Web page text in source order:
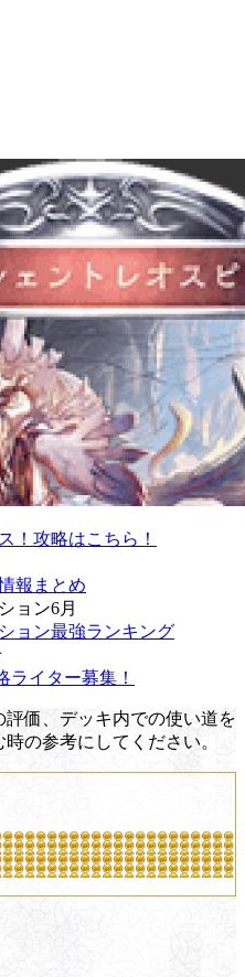
！攻略はこちら！
報まとめ
ョン6月
ョン最強ランキング
ライター募集！
価、デッキ内での使い道を
の参考にしてください。